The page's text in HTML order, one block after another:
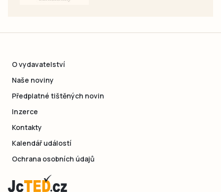
O vydavatelství
Naše noviny
Předplatné tištěných novin
Inzerce
Kontakty
Kalendář událostí
Ochrana osobních údajů